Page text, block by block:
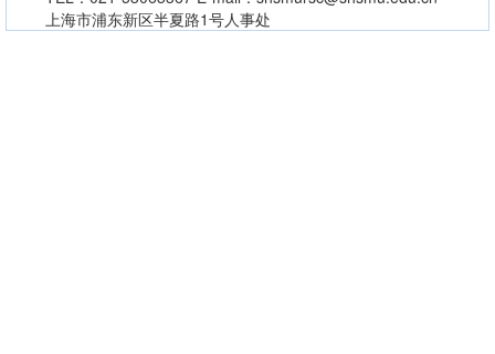
上海市浦东新区半夏路1号人事处